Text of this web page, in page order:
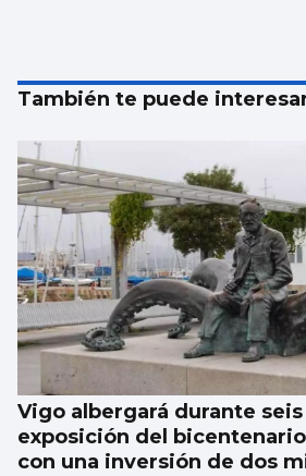
También te puede
Vigo albergará durante seis
exposición del
con una inversión de dos